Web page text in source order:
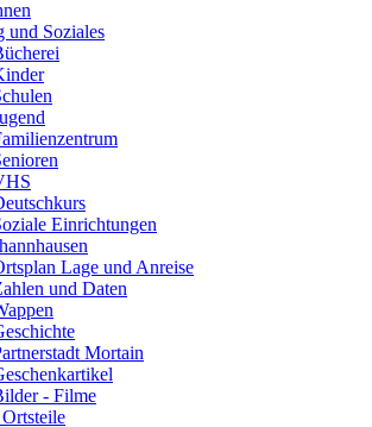
und Soziales
Einrichtungen
Lage und Anreise
und Daten
Mortain
- Filme